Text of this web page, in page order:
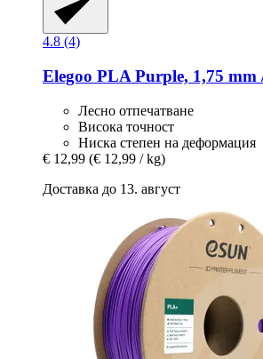
4.8 (4)
Elegoo PLA Purple, 1,75 mm
Лесно отпечатване
Висока точност
Ниска степен на деформация
€ 12,99 (€ 12,99 / kg)
Доставка до 13. август